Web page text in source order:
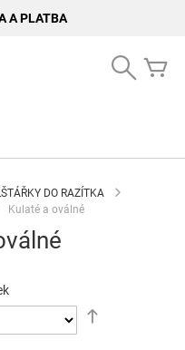
A PLATBA
Search
DO RAZÍTKA
Kulaté a oválné